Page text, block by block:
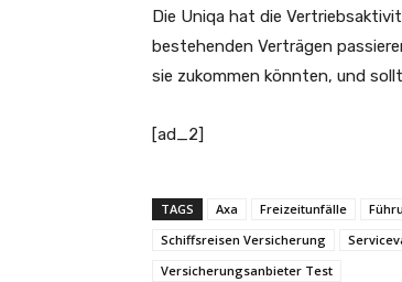
Die Uniqa hat die
bestehenden Verträgen
sie zukommen könnten, und
[ad_2]
TAGS Axa Freizeitunfälle
Schiffsreisen Versicherung
Versicherungsanbieter Test